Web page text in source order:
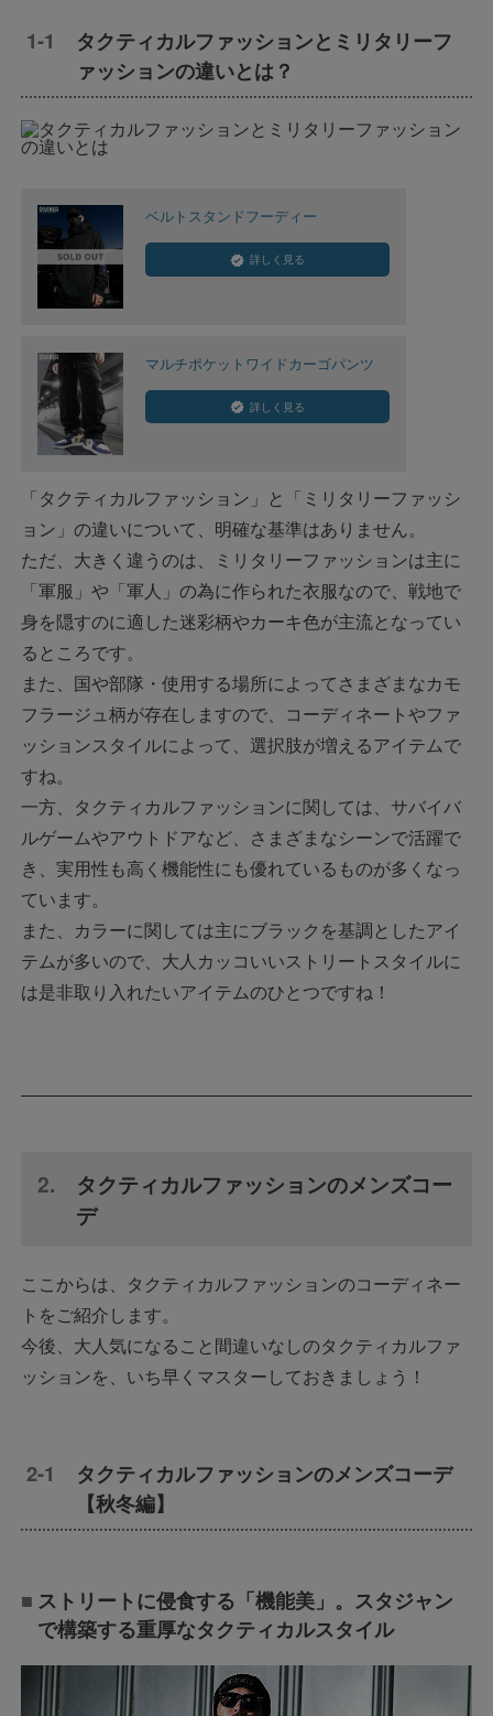
タクティカルファッションとミリタリーフ
ァッションの違いとは？
ベルトスタンドフーディー
詳しく見る
マルチポケットワイドカーゴパンツ
詳しく見る
「タクティカルファッション」と「ミリタリーファッシ
ョン」の違いについて、明確な基準はありません。
ただ、大きく違うのは、ミリタリーファッションは主に
「軍服」や「軍人」の為に作られた衣服なので、戦地で
身を隠すのに適した迷彩柄やカーキ色が主流となってい
るところです。
また、国や部隊・使用する場所によってさまざまなカモ
フラージュ柄が存在しますので、コーディネートやファ
ッションスタイルによって、選択肢が増えるアイテムで
すね。
一方、タクティカルファッションに関しては、サバイバ
ルゲームやアウトドアなど、さまざまなシーンで活躍で
き、実用性も高く機能性にも優れているものが多くなっ
ています。
また、カラーに関しては主にブラックを基調としたアイ
テムが多いので、大人カッコいいストリートスタイルに
は是非取り入れたいアイテムのひとつですね！
タクティカルファッションのメンズコー
デ
ここからは、タクティカルファッションのコーディネー
トをご紹介します。
今後、大人気になること間違いなしのタクティカルファ
ッションを、いち早くマスターしておきましょう！
タクティカルファッションのメンズコーデ
【秋冬編】
ストリートに侵食する「機能美」。スタジャン
で構築する重厚なタクティカルスタイル